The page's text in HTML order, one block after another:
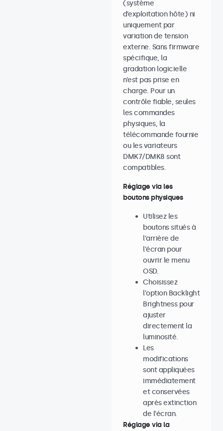
(système
d’exploitation hôte) ni
uniquement par
variation de tension
externe. Sans firmware
spécifique, la
gradation logicielle
n’est pas prise en
charge. Pour un
contrôle fiable, seules
les commandes
physiques, la
télécommande fournie
ou les variateurs
DMK7/DMK8 sont
compatibles.
Réglage via les
boutons physiques
Utilisez les
boutons situés à
l’arrière de
l’écran pour
ouvrir le menu
OSD.
Choisissez
l’option Backlight
Brightness pour
ajuster
directement la
luminosité.
Les
modifications
sont appliquées
immédiatement
et conservées
après extinction
de l’écran.
Réglage via la